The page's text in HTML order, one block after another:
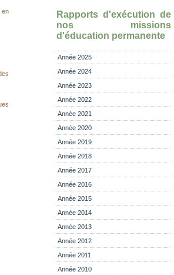
Rapports d'exécution de
nos missions
d'éducation permanente
Année 2025
Année 2024
Année 2023
Année 2022
Année 2021
Année 2020
Année 2019
Année 2018
Année 2017
Année 2016
Année 2015
Année 2014
Année 2013
Année 2012
Année 2011
Année 2010
en